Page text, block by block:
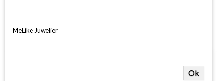
MeLike Juwelier
Ok